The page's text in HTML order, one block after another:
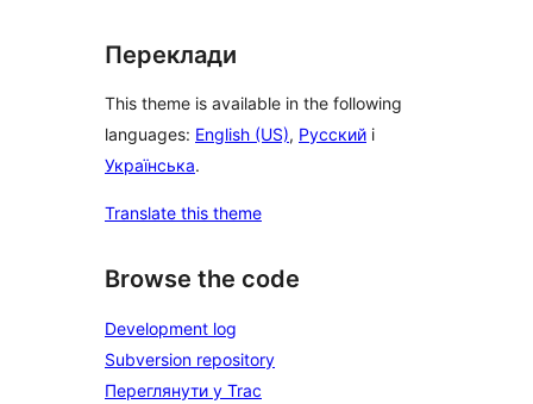
Переклади
This theme is available in the following
languages: English (US), Русский і
Українська.
Translate this theme
Browse the code
Development log
Subversion repository
Переглянути у Trac